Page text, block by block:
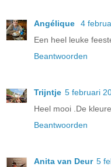
Angélique
4
Een heel leuke
Beantwoorden
Trijntje 5 februari
Heel mooi .De
Beantwoorden
Anita van Deur 5